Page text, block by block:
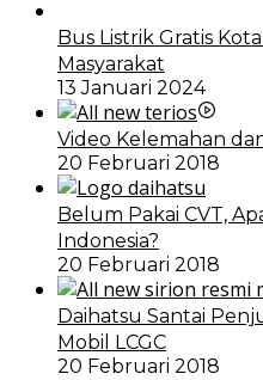
Bus Listrik Gratis
Masyarakat
13 Januari 2024
Video Kelemahan
20 Februari 2018
Belum Pakai CVT,
Indonesia?
20 Februari 2018
Daihatsu Santai
Mobil LCGC
20 Februari 2018